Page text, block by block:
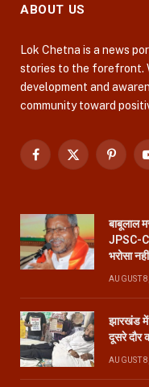
ABOUT US
Lok Chetna is a news
stories to the forefront.
development and
community toward
Facebook
X
बाबूलाल
JPSC-
भरोसा नहीं
AUGUST
झारखंड में
दूसरे दौर
AUGUST